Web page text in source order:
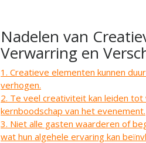
Nadelen van
Verwarring en
1. Creatieve elementen kunnen
verhogen.
2. Te veel creativiteit kan leiden
kernboodschap van het evenement.
3. Niet alle gasten waarderen of
wat hun algehele ervaring kan